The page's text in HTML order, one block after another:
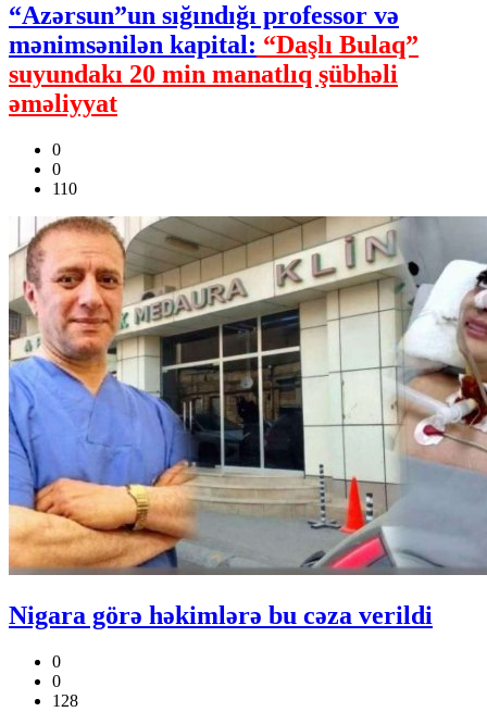
“Azərsun”un sığındığı professor və
mənimsənilən kapital: “Daşlı Bulaq”
suyundakı 20 min manatlıq şübhəli
əməliyyat
0
0
110
Nigara görə həkimlərə bu cəza verildi
0
0
128